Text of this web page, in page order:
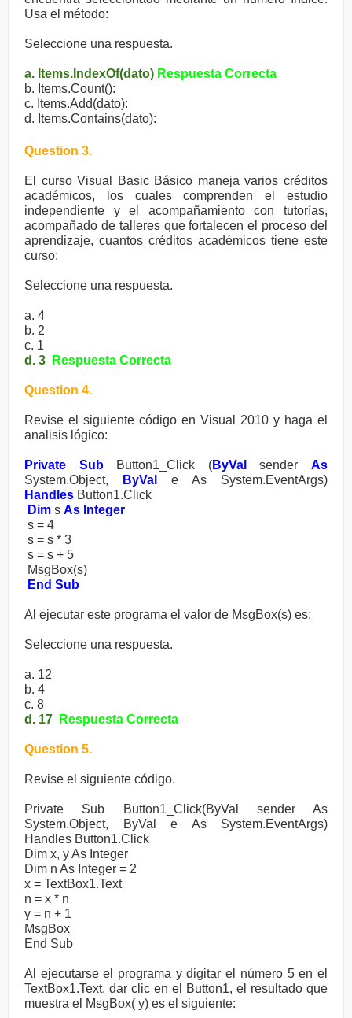
Usa el método:
Seleccione una respuesta.
a. Items.IndexOf(dato) Respuesta Correcta
b. Items.Count():
c. Items.Add(dato):
d. Items.Contains(dato):
Question 3.
El curso Visual Basic Básico maneja varios créditos
académicos, los cuales comprenden el estudio
independiente y el acompañamiento con tutorías,
acompañado de talleres que fortalecen el proceso del
aprendizaje, cuantos créditos académicos tiene este
curso:
Seleccione una respuesta.
a. 4
b. 2
c. 1
d. 3
Respuesta Correcta
Question 4.
Revise el siguiente código en Visual 2010 y haga el
analisis lógico:
Private SubButton1_Click (ByVal senderAs
System.Object,
ByVal
e As System.EventArgs)
Handles Button1.Click
Dim s As Integer
s = 4
s = s * 3
s = s + 5
MsgBox(s)
End Sub
Al ejecutar este programa el valor de MsgBox(s) es:
Seleccione una respuesta.
a. 12
b. 4
c. 8
d. 17
Respuesta Correcta
Question 5.
Revise el siguiente código.
Private Sub Button1_Click(ByVal sender As
System.Object, ByVal e As System.EventArgs)
Handles Button1.Click
Dim x, y As Integer
Dim n As Integer = 2
x = TextBox1.Text
n = x * n
y = n + 1
MsgBox
End Sub
Al ejecutarse el programa y digitar el número 5 en el
TextBox1.Text, dar clic en el Button1, el resultado que
muestra el MsgBox( y) es el siguiente: